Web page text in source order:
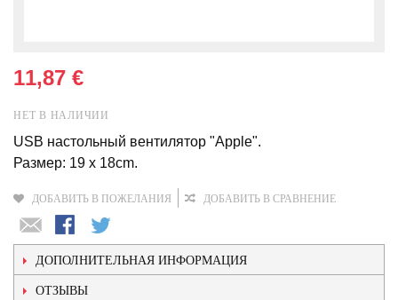
11,87 €
НЕТ В НАЛИЧИИ
USB настольный вентилятор "Apple".
Размер: 19 x 18cm.
ДОБАВИТЬ В ПОЖЕЛАНИЯ ДОБАВИТЬ В СРАВНЕНИЕ
ДОПОЛНИТЕЛЬНАЯ ИНФОРМАЦИЯ
ОТЗЫВЫ